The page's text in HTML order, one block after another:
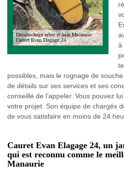
à
possibles, mais le rognage de
de détails sur ses services et ses
conseillé de l’appeler. Vous pouvez
votre projet. Son équipe de chargés
de vous satisfaire en moins de 24
Cauret Evan Elagage 24, un
qui est reconnu comme le
Manaurie